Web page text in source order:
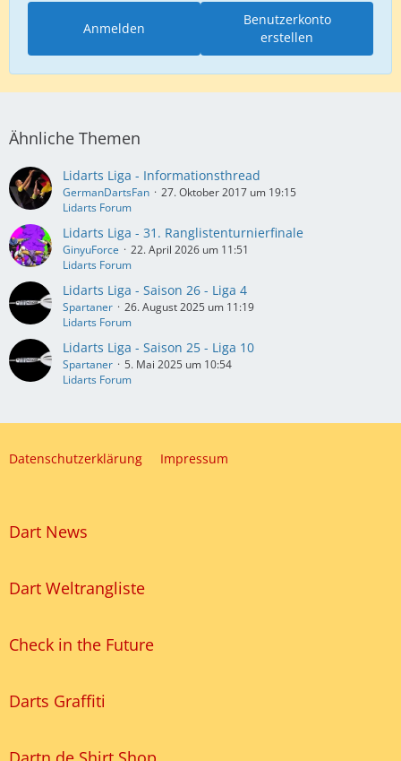
Benutzerkonto
erstellen
Anmelden
Ähnliche Themen
Lidarts Liga - Informationsthread
GermanDartsFan
27. Oktober 2017 um 19:15
Lidarts Forum
Lidarts Liga - 31. Ranglistenturnierfinale
GinyuForce
22. April 2026 um 11:51
Lidarts Forum
Lidarts Liga - Saison 26 - Liga 4
Spartaner
26. August 2025 um 11:19
Lidarts Forum
Lidarts Liga - Saison 25 - Liga 10
Spartaner
5. Mai 2025 um 10:54
Lidarts Forum
Datenschutzerklärung Impressum
Dart News
Dart Weltrangliste
Check in the Future
Darts Graffiti